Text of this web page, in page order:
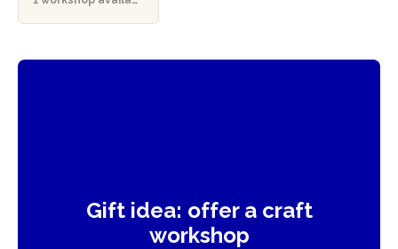
Gift idea: offer a craft
workshop